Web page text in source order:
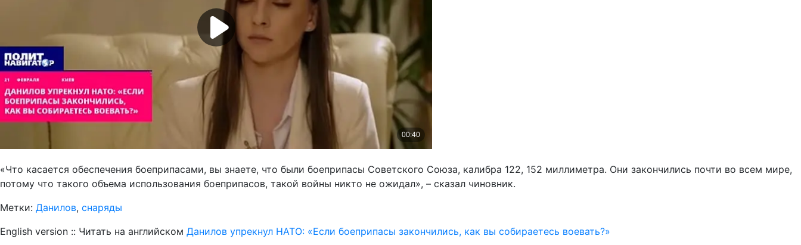
«Что касается обеспечения боеприпасами, вы знаете, что были боеприпасы Советского Союза, калибра 122, 152 миллиметра. Они закончились почти во всем мире,
потому что такого объема использования боеприпасов, такой войны никто не ожидал», – сказал чиновник.
Метки: Данилов, снаряды
English version :: Читать на английском Данилов упрекнул НАТО: «Если боеприпасы закончились, как вы собираетесь воевать?»